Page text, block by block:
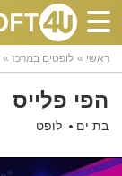
ראשי לופטים במרכז
הפי פלייס
בת ים לופט